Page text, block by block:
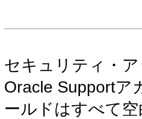
セキュリティ・
Oracle Supportア
ールドはすべて